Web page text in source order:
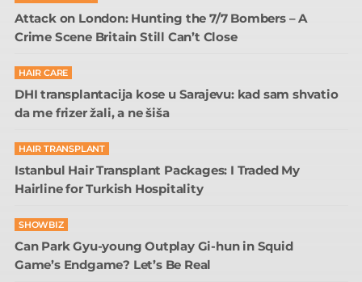
Attack on London: Hunting the 7/7 Bombers – A
Crime Scene Britain Still Can’t Close
HAIR CARE
DHI transplantacija kose u Sarajevu: kad sam shvatio
da me frizer žali, a ne šiša
HAIR TRANSPLANT
Istanbul Hair Transplant Packages: I Traded My
Hairline for Turkish Hospitality
SHOWBIZ
Can Park Gyu-young Outplay Gi-hun in Squid
Game’s Endgame? Let’s Be Real